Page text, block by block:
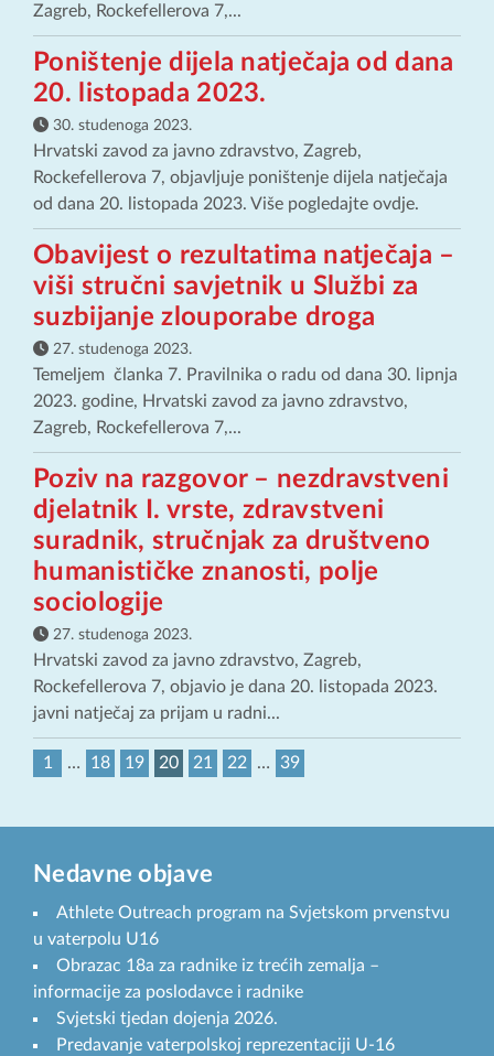
Zagreb, Rockefellerova 7,...
Poništenje dijela natječaja od dana
20. listopada 2023.
30. studenoga 2023.
Hrvatski zavod za javno zdravstvo, Zagreb,
Rockefellerova 7, objavljuje poništenje dijela natječaja
od dana 20. listopada 2023. Više pogledajte ovdje.
Obavijest o rezultatima natječaja –
viši stručni savjetnik u Službi za
suzbijanje zlouporabe droga
27. studenoga 2023.
Temeljem članka 7. Pravilnika o radu od dana 30. lipnja
2023. godine, Hrvatski zavod za javno zdravstvo,
Zagreb, Rockefellerova 7,...
Poziv na razgovor – nezdravstveni
djelatnik I. vrste, zdravstveni
suradnik, stručnjak za društveno
humanističke znanosti, polje
sociologije
27. studenoga 2023.
Hrvatski zavod za javno zdravstvo, Zagreb,
Rockefellerova 7, objavio je dana 20. listopada 2023.
javni natječaj za prijam u radni...
1 … 18 19 20 21 22 … 39
Nedavne objave
Athlete Outreach program na Svjetskom prvenstvu
u vaterpolu U16
Obrazac 18a za radnike iz trećih zemalja –
informacije za poslodavce i radnike
Svjetski tjedan dojenja 2026.
Predavanje vaterpolskoj reprezentaciji U-16